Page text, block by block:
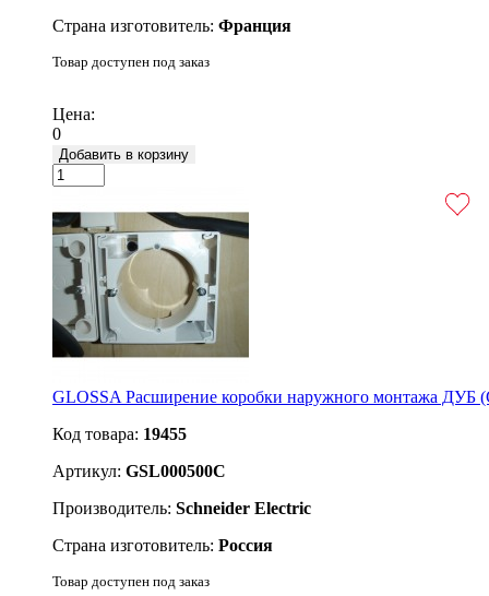
Страна изготовитель: Франция
Товар доступен под заказ
Цена:
0
Добавить в корзину
GLOSSA Расширение коробки наружного монтажа ДУБ
Код товара: 19455
Артикул: GSL000500C
Производитель: Schneider Electric
Страна изготовитель: Россия
Товар доступен под заказ